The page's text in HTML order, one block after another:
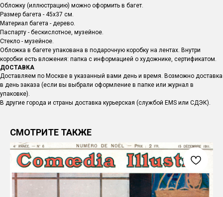
Обложку (иллюстрацию) можно оформить в багет.
Размер багета - 45х37 см.
Материал багета - дерево.
Паспарту - бескислотное, музейное.
Стекло - музейное.
Обложка в багете упакована в подарочную коробку на лентах. Внутри
коробки есть вложения: папка с информацией о художнике, сертификатом.
ДОСТАВКА
Доставляем по Москве в указанный вами день и время. Возможно доставка
в день заказа (если вы выбрали оформление в папке или журнал в
упаковке).
В другие города и страны доставка курьерская (службой EMS или СДЭК).
СМОТРИТЕ ТАКЖЕ